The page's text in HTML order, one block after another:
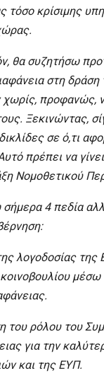
τόσο κρίσιμης
θα συζητήσω
στη
προφανώς,
Ξεκινώντας,
σε ό,τι
πρέπει να
Νομοθετικού
σήμερα 4 πεδία
λογοδοσίας της
του ρόλου του
για την
και της ΕΥΠ.